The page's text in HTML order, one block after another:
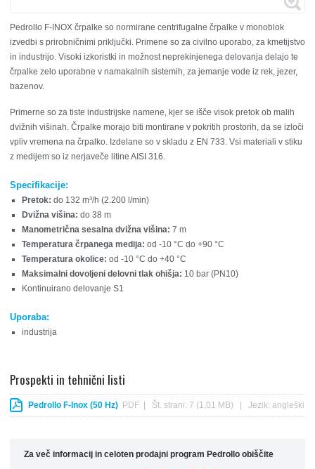
Pedrollo F-INOX črpalke so normirane centrifugalne črpalke v monoblok
izvedbi s prirobničnimi priključki. Primene so za civilno uporabo, za kmetijstvo
in industrijo. Visoki izkoristki in možnost neprekinjenega delovanja delajo te
črpalke zelo uporabne v namakalnih sistemih, za jemanje vode iz rek, jezer,
bazenov.
Primerne so za tiste industrijske namene, kjer se išče visok pretok ob malih
dvižnih višinah. Črpalke morajo biti montirane v pokritih prostorih, da se izloči
vpliv vremena na črpalko. Izdelane so v skladu z EN 733. Vsi materiali v stiku
z medijem so iz nerjaveče litine AISI 316.
Specifikacije:
Pretok: do 132 m³/h (2.200 l/min)
Dvižna višina: do 38 m
Manometrična sesalna dvižna višina: 7 m
Temperatura črpanega medija: od -10 °C do +90 °C
Temperatura okolice: od -10 °C do +40 °C
Maksimalni dovoljeni delovni tlak ohišja: 10 bar (PN10)
Kontinuirano delovanje S1
Uporaba:
industrija
Prospekti in tehnični listi
Pedrollo F-Inox (50 Hz) PDF | Št. strani: 7 (1,01 MB) | Jezik: angleški
Za več informacij in celoten prodajni program Pedrollo obiščite